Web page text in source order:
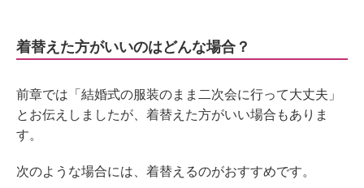
着替えた方がいいのはどんな場合？
前章では「結婚式の服装のまま二次会に行って大丈夫」
とお伝えしましたが、着替えた方がいい場合もありま
す。
次のような場合には、着替えるのがおすすめです。